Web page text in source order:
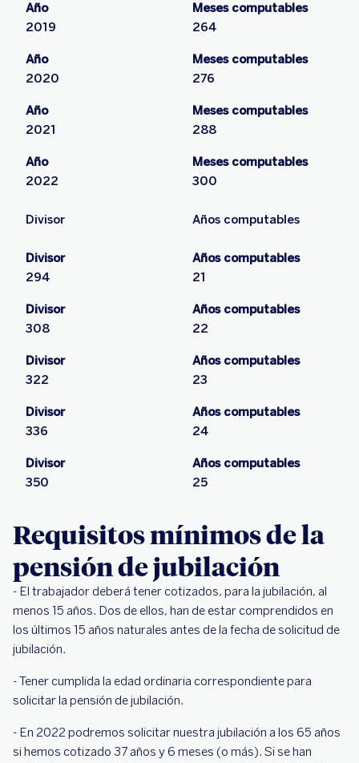
Año
2019
Meses computables
264
Año
2020
Meses computables
276
Año
2021
Meses computables
288
Año
2022
Meses computables
300
Divisor Años computables
Divisor
294
Años computables
21
Divisor
308
Años computables
22
Divisor
322
Años computables
23
Divisor
336
Años computables
24
Divisor
350
Años computables
25
Requisitos mínimos de la
pensión de jubilación
- El trabajador deberá tener cotizados, para la jubilación, al
menos 15 años. Dos de ellos, han de estar comprendidos en
los últimos 15 años naturales antes de la fecha de solicitud de
jubilación.
- Tener cumplida la edad ordinaria correspondiente para
solicitar la pensión de jubilación.
- En 2022 podremos solicitar nuestra jubilación a los 65 años
si hemos cotizado 37 años y 6 meses (o más). Si se han